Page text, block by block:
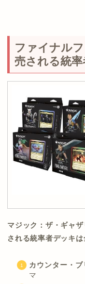
ファイナル
売される統
マジック：ザ・ギャ
される統率者デッキは
カウンター・ブ
マ